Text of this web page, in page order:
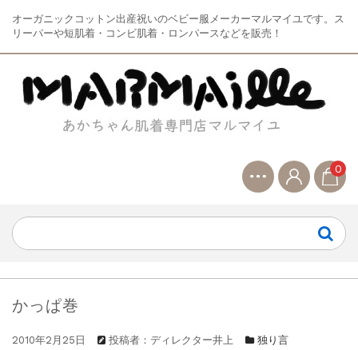
オーガニックコットン出産祝いのベビー服メーカーマルマイユです。ス
リーパーや短肌着・コンビ肌着・ロンパースなどを販売！
0
かっぱ巻
2010年2月25日 投稿者：ディレクター井上 独り言